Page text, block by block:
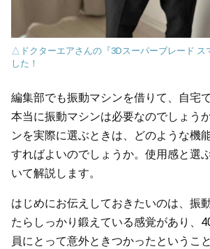
△ドクターエアさんの『3Dスーパーブレード ス
した！
編集部でも振動マシンを借りて、自宅
本当に振動マシンは必要なのでしょう
ンを実際に選ぶときは、どのような機
すればよいのでしょうか。使用感と選
いて解説します。
はじめにお伝えしておきたいのは、振
たらしっかり鍛えている感覚があり、
員にとって意外ときつかったというこ